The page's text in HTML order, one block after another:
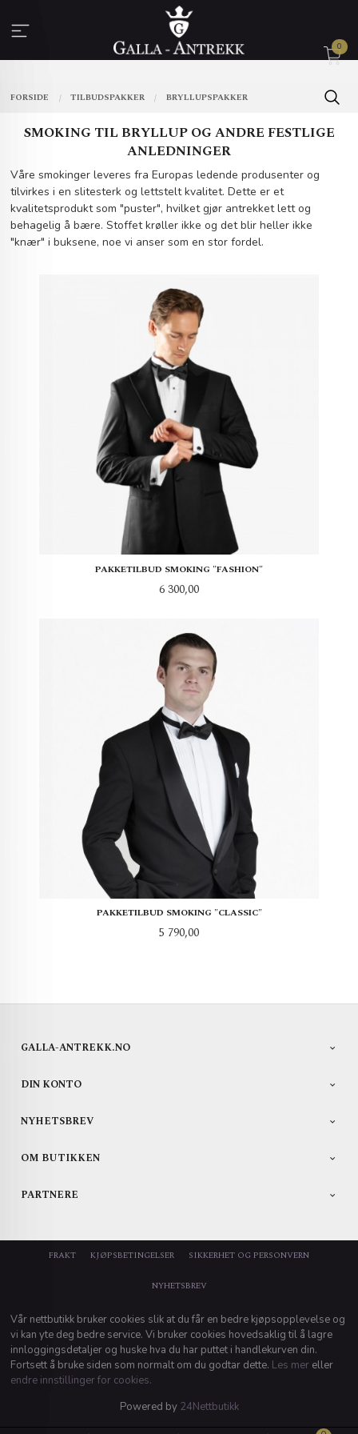
innholdet
0
FORSIDE TILBUDSPAKKER BRYLLUPSPAKKER
SMOKING TIL BRYLLUP OG ANDRE FESTLIGE
ANLEDNINGER
Våre smokinger leveres fra Europas ledende produsenter og
tilvirkes i en slitesterk og lettstelt kvalitet. Dette er et
kvalitetsprodukt som "puster", hvilket gjør antrekket lett og
behagelig å bære. Stoffet krøller ikke og det blir heller ikke
"knær" i buksene, noe vi anser som en stor fordel.
PAKKETILBUD SMOKING "FASHION"
Pris
6 300,00
PAKKETILBUD SMOKING "CLASSIC"
Pris
5 790,00
GALLA-ANTREKK.NO
DIN KONTO
NYHETSBREV
OM BUTIKKEN
PARTNERE
FRAKT KJØPSBETINGELSER SIKKERHET OG PERSONVERN
NYHETSBREV
Vår nettbutikk bruker cookies slik at du får en bedre kjøpsopplevelse og
vi kan yte deg bedre service. Vi bruker cookies hovedsaklig til å lagre
innloggingsdetaljer og huske hva du har puttet i handlekurven din.
Fortsett å bruke siden som normalt om du godtar dette. Les mer eller
endre innstillinger for cookies.
Powered by 24Nettbutikk